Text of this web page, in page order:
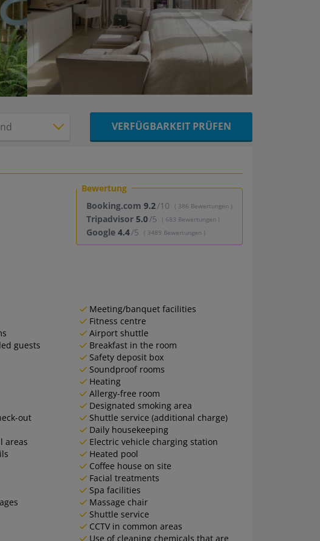
VERFÜGBARKEIT PRÜFEN
Bewertung
Booking.com 9.2/10 ( 386 Bewertungen )
Tripadvisor 5.0/5 ( 683 Bewertungen )
Google 4.4/5 ( 3489 Bewertungen )
Meeting/banquet facilities
Fitness centre
Airport shuttle
guests
Breakfast in the room
Safety deposit box
Soundproof rooms
Heating
Allergy-free room
Designated smoking area
out
Shuttle service (additional charge)
Daily housekeeping
areas
Electric vehicle charging station
Heated pool
Coffee house on site
Facial treatments
Spa facilities
Massage chair
Shuttle service
CCTV in common areas
Use of cleaning chemicals that are